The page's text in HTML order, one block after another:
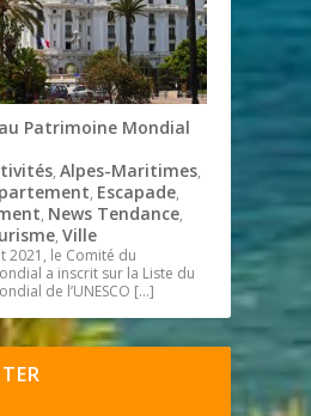
Patrimoine Mondial
,Alpes-Maritimes,
, Escapade,
, News Tendance,
,Ville
2021, le Comité du
a inscrit sur la Liste du
de l’UNESCO […]